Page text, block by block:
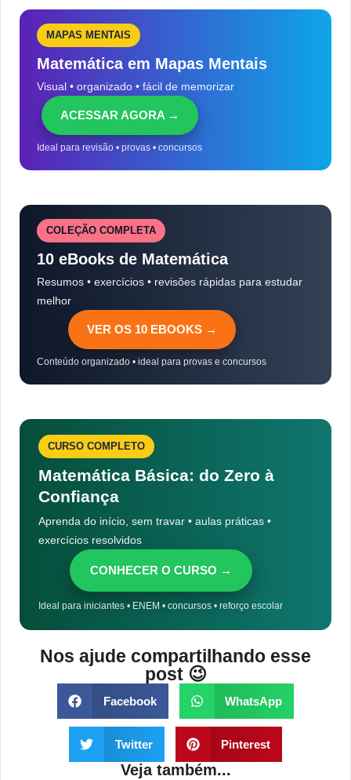
MAPAS MENTAIS
Matemática em Mapas Mentais
Visual • organizado • fácil de memorizar
ACESSAR AGORA →
Ideal para revisão • provas • concursos
COLEÇÃO COMPLETA
10 eBooks de Matemática
Resumos • exercícios • revisões rápidas para estudar
melhor
VER OS 10 EBOOKS →
Conteúdo organizado • ideal para provas e concursos
CURSO COMPLETO
Matemática Básica: do Zero à
Confiança
Aprenda do início, sem travar • aulas práticas •
exercícios resolvidos
CONHECER O CURSO →
Ideal para iniciantes • ENEM • concursos • reforço escolar
Nos ajude compartilhando esse
post 😉
Facebook WhatsApp
Twitter Pinterest
Veja também...